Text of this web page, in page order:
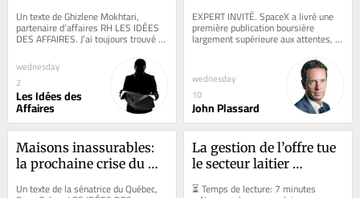
Un texte de Ghizlene Mokhtari,
partenaire d’affaires RH LES IDÉES
DES AFFAIRES. J’ai toujours trouvé
étrange que l’on demande aux
employés...
wednesday
2
Les Idées des
Affaires
EXPERT INVITÉ. SpaceX a livré une
première publication boursière
largement supérieure aux attentes,
avec 7,8 milliards de dollars
wednesday
10
John Plassard
Maisons inassurables:
la prochaine crise du
Un texte de la sénatrice du Québec,
La gestion de l’offre tue
le secteur laitier
⏳ Temps de lecture: 7 minutes